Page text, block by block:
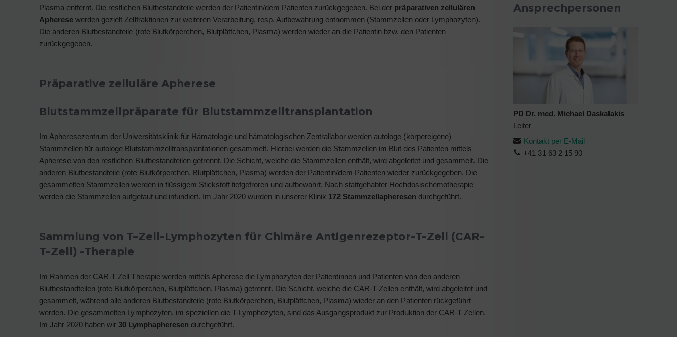
Plasma entfernt. Die restlichen Blutbestandteile werden der Patientin/dem Patienten zurückgegeben. Bei der präparativen zellulären
Apherese werden gezielt Zellfraktionen zur weiteren Verarbeitung, resp. Aufbewahrung entnommen (Stammzellen oder Lymphozyten).
Die anderen Blutbestandteile (rote Blutkörperchen, Blutplättchen, Plasma) werden wieder an die Patientin bzw. den Patienten
zurückgegeben.
Präparative zelluläre Apherese
Blutstammzellpräparate für Blutstammzelltransplantation
Im Apheresezentrum der Universitätsklinik für Hämatologie und hämatologischen Zentrallabor werden autologe (körpereigene)
Stammzellen für autologe Blutstammzelltransplantationen gesammelt. Hierbei werden die Stammzellen im Blut des Patienten mittels
Apherese von den restlichen Blutbestandteilen getrennt. Die Schicht, welche die Stammzellen enthält, wird abgeleitet und gesammelt. Die
anderen Blutbestandteile (rote Blutkörperchen, Blutplättchen, Plasma) werden der Patientin/dem Patienten wieder zurückgegeben. Die
gesammelten Stammzellen werden in flüssigem Stickstoff tiefgefroren und aufbewahrt. Nach stattgehabter Hochdosischemotherapie
werden die Stammzellen aufgetaut und infundiert. Im Jahr 2020 wurden in unserer Klinik 172 Stammzellapheresen durchgeführt.
Sammlung von T-Zell-Lymphozyten für Chimäre Antigenrezeptor-T-Zell (CAR-
T-Zell) -Therapie
Im Rahmen der CAR-T Zell Therapie werden mittels Apherese die Lymphozyten der Patientinnen und Patienten von den anderen
Blutbestandteilen (rote Blutkörperchen, Blutplättchen, Plasma) getrennt. Die Schicht, welche die CAR-T-Zellen enthält, wird abgeleitet und
gesammelt, während alle anderen Blutbestandteile (rote Blutkörperchen, Blutplättchen, Plasma) wieder an den Patienten rückgeführt
werden. Die gesammelten Lymphozyten, im speziellen die T-Lymphozyten, sind das Ausgangsprodukt zur Produktion der CAR-T Zellen.
Im Jahr 2020 haben wir 30 Lymphapheresen durchgeführt.
Ansprechpersonen
PD Dr. med. Michael Daskalakis
Leiter
Kontakt per E-Mail
+41 31 63 2 15 90